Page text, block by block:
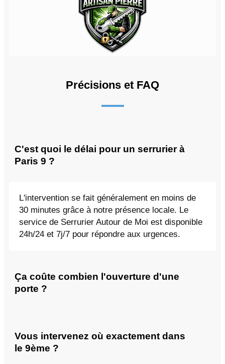
Précisions et FAQ
C'est quoi le délai pour un serrurier à
Paris 9 ?
L'intervention se fait généralement en moins de
30 minutes grâce à notre présence locale. Le
service de Serrurier Autour de Moi est disponible
24h/24 et 7j/7 pour répondre aux urgences.
Ça coûte combien l'ouverture d'une
porte ?
Vous intervenez où exactement dans
le 9ème ?